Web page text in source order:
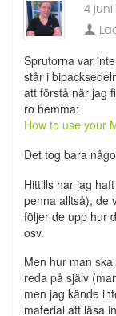
4 juni
Sprutorna var
står i
att förstå när jag
ro hemma:
How to use your
Det tog bara
Hittills har jag
penna alltså), de
följer de upp hur
osv.
Men hur man
reda på själv
men jag kände
material att läsa